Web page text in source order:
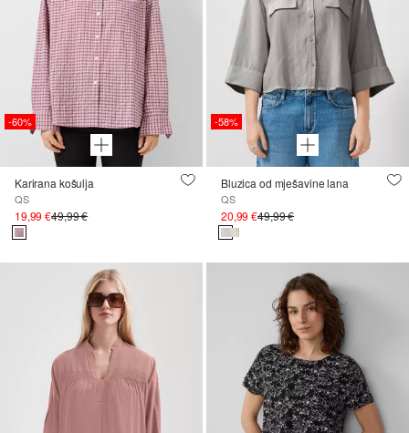
-60%
Karirana košulja
QS
19,99 €49,99 €
-58%
Bluzica od mješavine lana
QS
20,99 €49,99 €